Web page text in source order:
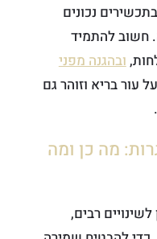
נכונים
חשוב להתמיד
ובהגנה מפני
עור בריא וזוהר גם
מה כן ומה
רבים,